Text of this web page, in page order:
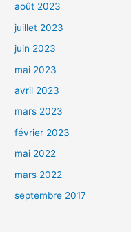
août 2023
juillet 2023
juin 2023
mai 2023
avril 2023
mars 2023
février 2023
mai 2022
mars 2022
septembre 2017